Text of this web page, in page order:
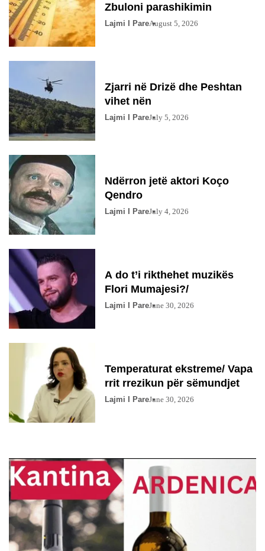
Zbuloni parashikimin
Lajmi I PareAugust 5, 2026
Zjarri në Drizë dhe Peshtan
vihet nën
Lajmi I PareJuly 5, 2026
Ndërron jetë aktori Koço
Qendro
Lajmi I PareJuly 4, 2026
A do t’i rikthehet muzikës
Flori Mumajesi?/
Lajmi I PareJune 30, 2026
Temperaturat ekstreme/ Vapa
rrit rrezikun për sëmundjet
Lajmi I PareJune 30, 2026